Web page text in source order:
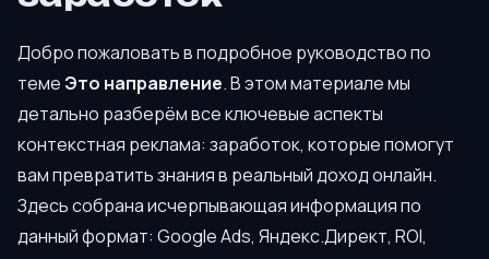
Добро пожаловать в подробное руководство по
темеЭто направление. В этом материале мы
детально разберём все ключевые аспекты
контекстная реклама: заработок, которые помогут
вам превратить знания в реальный доход онлайн.
Здесь собрана исчерпывающая информация по
данный формат: Google Ads, Яндекс.Директ, ROI,